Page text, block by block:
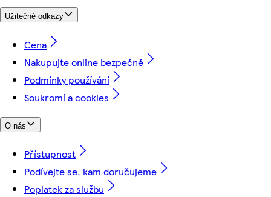
Užitečné odkazy
Cena
Nakupujte online bezpečně
Podmínky používání
Soukromí a cookies
O nás
Přístupnost
Podívejte se, kam doručujeme
Poplatek za službu